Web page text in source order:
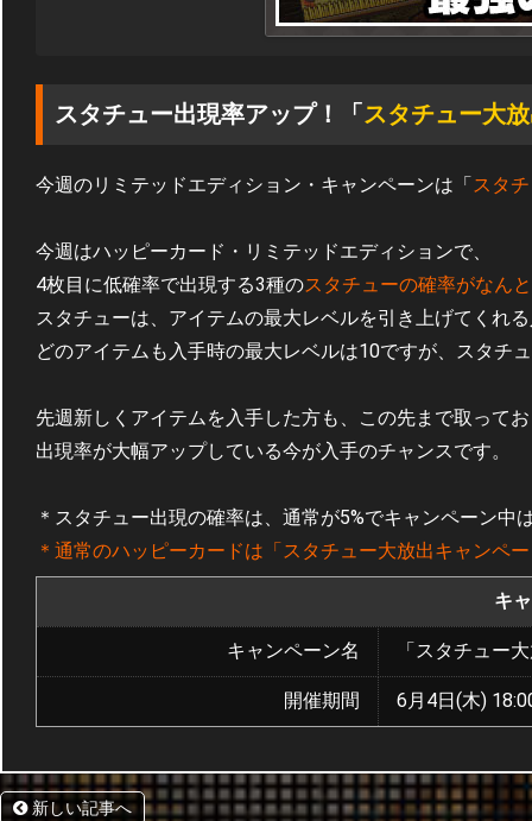
スタチュー出現率アップ！「 スタチュー大
今週のリミテッドエディション・キャンペーンは「 スタ
今週はハッピーカード・リミテッドエディションで、
4枚目に低確率で出現する3種のスタチューの確率がなん
スタチューは、アイテムの最大レベルを引き上げてくれ
どのアイテムも入手時の最大レベルは10ですが、スタチ
先週新しくアイテムを入手した方も、この先まで取って
出現率が大幅アップしている今が入手のチャンスです。
＊スタチュー出現の確率は、通常が5%でキャンペーン中
＊通常のハッピーカードは「スタチュー大放出キャンペ
キ
キャンペーン名 「スタチュー
開催期間 6月4日(木)
新しい記事へ